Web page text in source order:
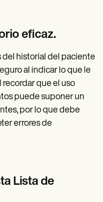
eficaz.
del historial del paciente
al indicar lo que le
recordar que el uso
puede suponer un
por lo que debe
errores de
Lista de